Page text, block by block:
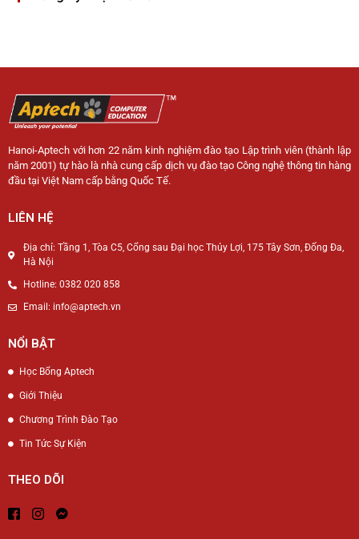
Hanoi-Aptech với hơn 22 năm kinh nghiệm đào tạo Lập trình viên (thành lập
năm 2001) tự hào là nhà cung cấp dịch vụ đào tạo Công nghệ thông tin hàng
đầu tại Việt Nam cấp bằng Quốc Tế.
LIÊN HỆ
Địa chỉ: Tầng 1, Tòa C5, Cổng sau Đại học Thủy Lợi, 175 Tây Sơn, Đống Đa,
Hà Nội
Hotline: 0382 020 858
Email: info@aptech.vn
NỔI BẬT
Học Bổng Aptech
Giới Thiệu
Chương Trình Đào Tạo
Tin Tức Sự Kiện
THEO DÕI